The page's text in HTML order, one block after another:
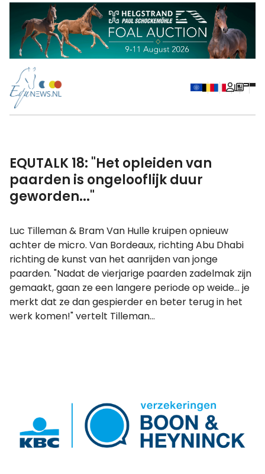
EQUTALK 18: "Het opleiden van
paarden is ongelooflijk duur
geworden..."
Luc Tilleman & Bram Van Hulle kruipen opnieuw
achter de micro. Van Bordeaux, richting Abu Dhabi
richting de kunst van het aanrijden van jonge
paarden. "Nadat de vierjarige paarden zadelmak zijn
gemaakt, gaan ze een langere periode op weide... je
merkt dat ze dan gespierder en beter terug in het
werk komen!" vertelt Tilleman...